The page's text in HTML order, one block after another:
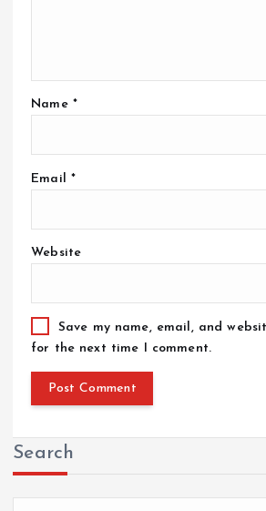
Name *
Email *
Website
Save my name, email, and
for the next time I comment.
Search